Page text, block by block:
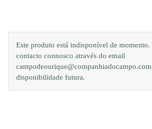
Este produto está indisponível de momento.
contacto connosco através do email
disponibilidade futura.